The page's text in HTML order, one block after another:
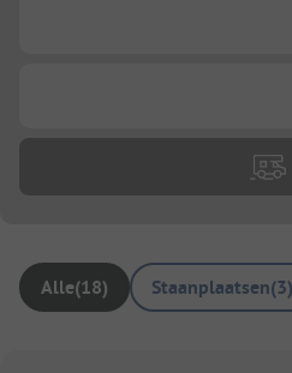
Alle(18) Staanplaatsen(3)